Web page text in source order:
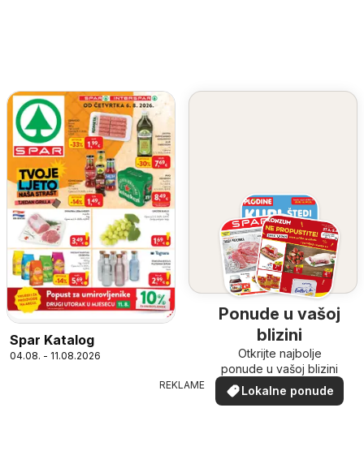
Spar Katalog
04.08. - 11.08.2026
Ponude u vašoj
blizini
Otkrijte najbolje
ponude u vašoj blizini
Lokalne ponude
REKLAME